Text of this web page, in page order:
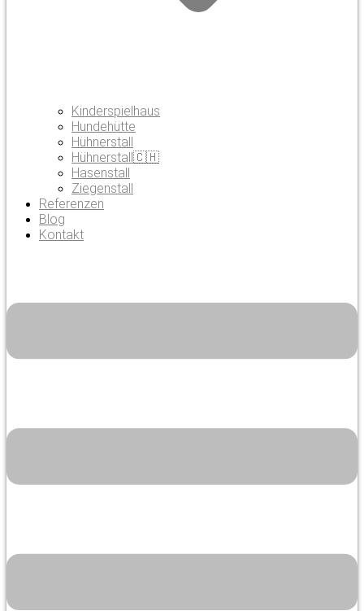
Kinderspielhaus
Hundehütte
Hühnerstall
Hühnerstall🇨🇭
Hasenstall
Ziegenstall
Referenzen
Blog
Kontakt